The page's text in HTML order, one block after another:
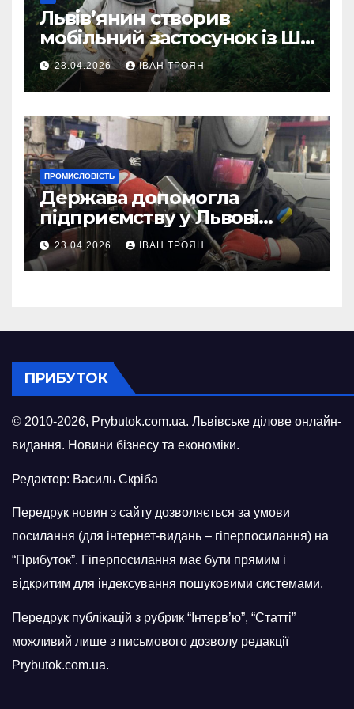
Львів’янин створив
мобільний застосунок із ШІ-
асистентом для бджолярів
28.04.2026 ІВАН ТРОЯН
ПРОМИСЛОВІСТЬ
Держава допомогла
підприємству у Львові
відновити виробничі
потужності після атаки
російського БПЛА
23.04.2026 ІВАН ТРОЯН
ПРИБУТОК
© 2010-2026, Prybutok.com.ua. Львівське ділове онлайн-
видання. Новини бізнесу та економіки.
Редактор: Василь Скріба
Передрук новин з сайту дозволяється за умови
посилання (для інтернет-видань – гіперпосилання) на
“Прибуток”. Гіперпосилання має бути прямим і
відкритим для індексування пошуковими системами.
Передрук публікацій з рубрик “Інтерв’ю”, “Статті”
можливий лише з письмового дозволу редакції
Prybutok.com.ua.